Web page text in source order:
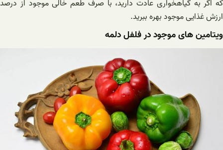
که اگر به گیاهخواری عادت دارید، با صرف طعم خالی موجود از درصد
ارزش غذایی موجود بهره ببرید.
ویتامین های موجود در فلفل دلمه